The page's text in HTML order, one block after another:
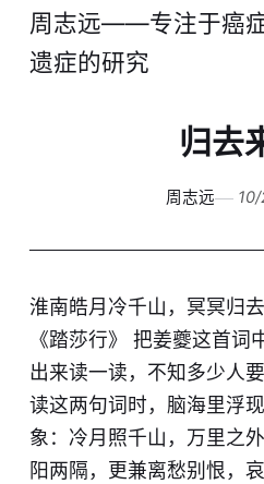
周志远——专注于癌
遗症的研究
归去
周志远
淮南皓月冷千山，冥冥归
《踏莎行》 把姜夔这首词
出来读一读，不知多少人
读这两句词时，脑海里浮
象：冷月照千山，万里之
阳两隔，更兼离愁别恨，